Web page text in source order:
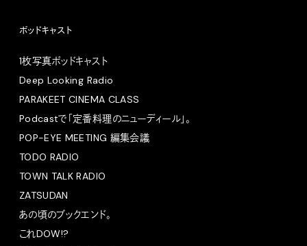
ポッドキャスト
1枚写真ポッドキャスト
Deep Looking Radio
PARAKEET CINEMA CLASS
Podcastで「定番料理のニューディール」。
POP-EYE MEETING 編集会議
TODO RADIO
TOWN TALK RADIO
ZATSUDAN
あの頃のブックエンド。
これDOW!?